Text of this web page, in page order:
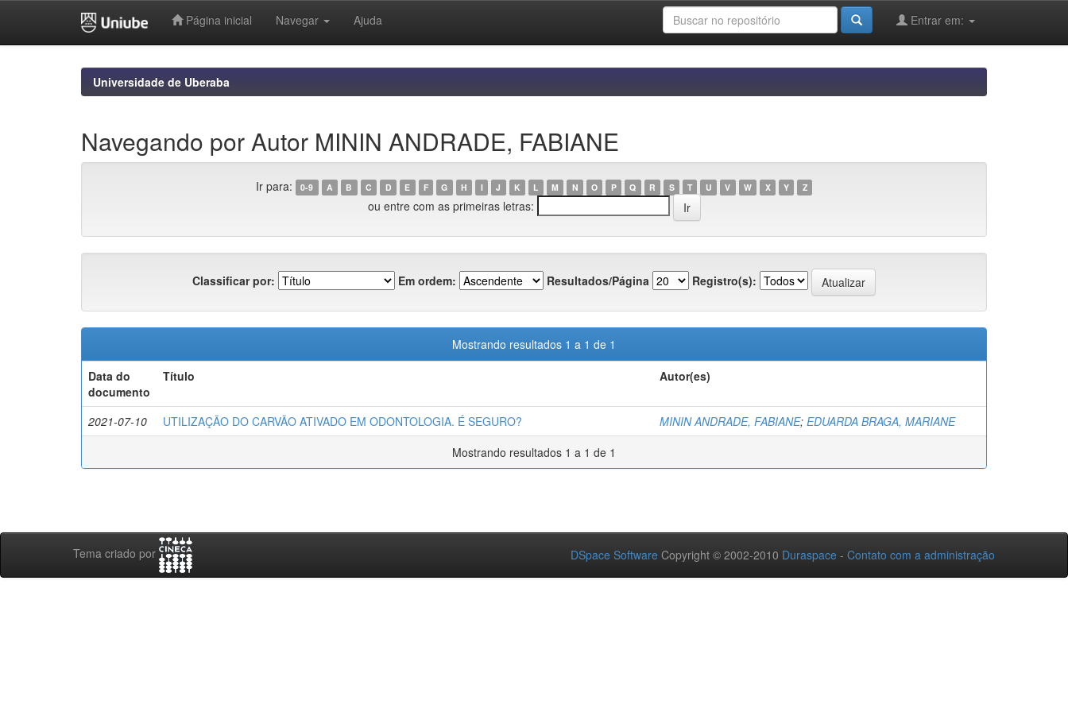
Página inicial Navegar Ajuda Entrar em:
Universidade de Uberaba
Navegando por Autor MININ ANDRADE, FABIANE
Ir para: 0-9 A B C D E F G H I J K L M N O P Q R S T U V W X Y Z
ou entre com as primeiras letras:
Classificar por: Em ordem: Resultados/Página Registro(s):
Mostrando resultados 1 a 1 de 1
Data do
documento
Título Autor(es)
2021-07-10 UTILIZAÇÃO DO CARVÃO ATIVADO EM ODONTOLOGIA. É SEGURO? MININ ANDRADE, FABIANE; EDUARDA BRAGA, MARIANE
Mostrando resultados 1 a 1 de 1
Tema criado por DSpace Software Copyright © 2002-2010 Duraspace - Contato com a administração